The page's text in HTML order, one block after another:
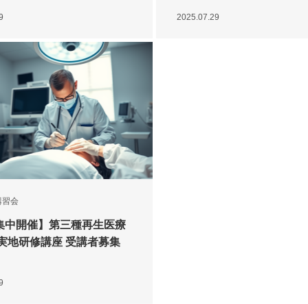
2025.07.29
習会
中開催】第三種再生医療
地研修講座 受講者募集